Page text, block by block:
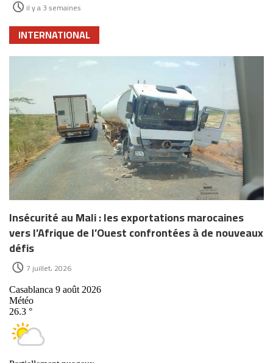
il y a 3 semaines
INTERNATIONAL
Insécurité au Mali : les exportations marocaines
vers l’Afrique de l’Ouest confrontées à de nouveaux
défis
7 juillet، 2026